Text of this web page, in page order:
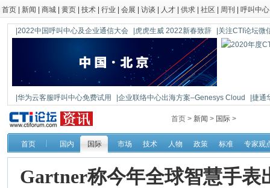
首页 新闻 商城 黄页 技术 行业 会展 访谈 人才 供求 社区 周刊 呼叫中心
|2022中国呼叫中心及企业通信大会 |虎虎生威 2022新春致辞 |关注CTI论坛微
|华为云客服呼叫中心免费试用 |企业联络中心出海方案–Genesys Cloud
|捷通
|鼎信通达新一代语音网关DAG1000-4S
首页 > 新闻 > 国际 >
首页 国内 国际 市场 技术 人物 政策 标准 专家观
Gartner称今年全球智慧手表